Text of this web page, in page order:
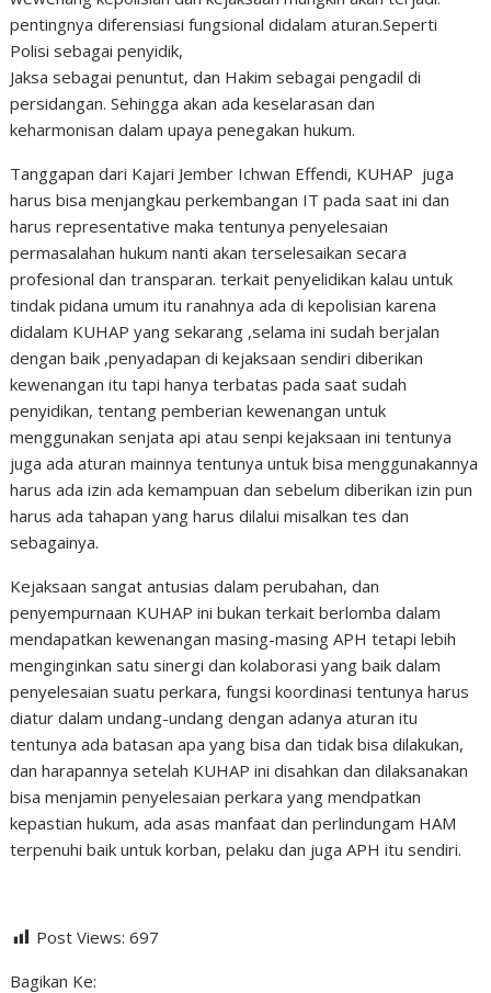
pentingnya diferensiasi fungsional didalam aturan.Seperti
Polisi sebagai penyidik,
Jaksa sebagai penuntut, dan Hakim sebagai pengadil di
persidangan. Sehingga akan ada keselarasan dan
keharmonisan dalam upaya penegakan hukum.
Tanggapan dari Kajari Jember Ichwan Effendi, KUHAP juga
harus bisa menjangkau perkembangan IT pada saat ini dan
harus representative maka tentunya penyelesaian
permasalahan hukum nanti akan terselesaikan secara
profesional dan transparan. terkait penyelidikan kalau untuk
tindak pidana umum itu ranahnya ada di kepolisian karena
didalam KUHAP yang sekarang ,selama ini sudah berjalan
dengan baik ,penyadapan di kejaksaan sendiri diberikan
kewenangan itu tapi hanya terbatas pada saat sudah
penyidikan, tentang pemberian kewenangan untuk
menggunakan senjata api atau senpi kejaksaan ini tentunya
juga ada aturan mainnya tentunya untuk bisa menggunakannya
harus ada izin ada kemampuan dan sebelum diberikan izin pun
harus ada tahapan yang harus dilalui misalkan tes dan
sebagainya.
Kejaksaan sangat antusias dalam perubahan, dan
penyempurnaan KUHAP ini bukan terkait berlomba dalam
mendapatkan kewenangan masing-masing APH tetapi lebih
menginginkan satu sinergi dan kolaborasi yang baik dalam
penyelesaian suatu perkara, fungsi koordinasi tentunya harus
diatur dalam undang-undang dengan adanya aturan itu
tentunya ada batasan apa yang bisa dan tidak bisa dilakukan,
dan harapannya setelah KUHAP ini disahkan dan dilaksanakan
bisa menjamin penyelesaian perkara yang mendpatkan
kepastian hukum, ada asas manfaat dan perlindungam HAM
terpenuhi baik untuk korban, pelaku dan juga APH itu sendiri.
Post Views: 697
Bagikan Ke: